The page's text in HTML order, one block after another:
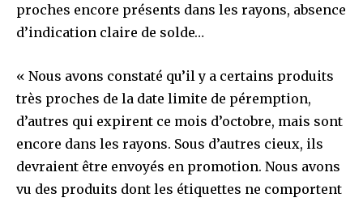
proches encore présents dans les rayons, absence
d’indication claire de solde…
« Nous avons constaté qu’il y a certains produits
très proches de la date limite de péremption,
d’autres qui expirent ce mois d’octobre, mais sont
encore dans les rayons. Sous d’autres cieux, ils
devraient être envoyés en promotion. Nous avons
vu des produits dont les étiquettes ne comportent